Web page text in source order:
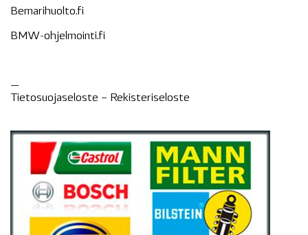
Bemarihuolto.fi
BMW-ohjelmointi.fi
—
Tietosuojaseloste – Rekisteriseloste